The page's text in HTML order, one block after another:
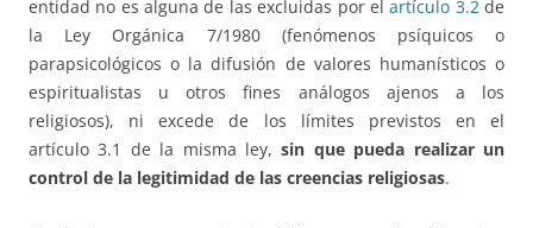
entidad no es alguna de las excluidas por elartículo 3.2de
la Ley Orgánica 7/1980 (fenómenos psíquicos o
parapsicológicos o la difusión de valores humanísticos o
espiritualistas u otros fines análogos ajenos a los
religiosos), ni excede de los límites previstos en el
artículo 3.1 de la misma ley, sin que pueda realizar un
control de la legitimidad de las creencias religiosas.